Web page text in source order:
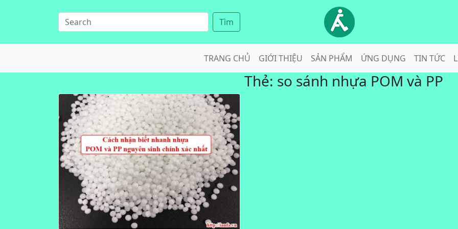
Tìm
TRANG CHỦ GIỚI THIỆU SẢN PHẨM ỨNG DỤNG TIN TỨC
Thẻ: so sánh nhựa POM và PP